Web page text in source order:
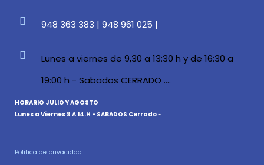
948 363 383 | 948 961 025 |
Lunes a viernes de 9,30 a 13:30 h y de 16:30 a
19:00 h - Sabados CERRADO ....
HORARIO JULIO Y AGOSTO
Lunes a Viernes 9 A 14.H - SABADOS Cerrado-
Política de privacidad